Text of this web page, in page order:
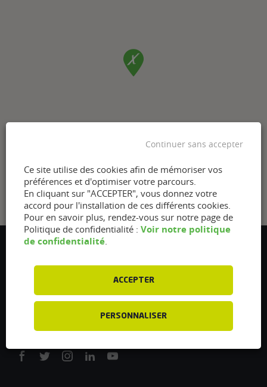
5 avenue des Renardières
info@flexfuel-company.com
On
On
On
On
On
Ce site utilise des cookies afin de mémoriser vos
préférences et d'optimiser votre parcours.
En cliquant sur "ACCEPTER", vous donnez votre
accord pour l'installation de ces différents cookies.
Pour en savoir plus, rendez-vous sur notre page de
Politique de confidentialité : Voir notre politique
de confidentialité.
ACCEPTER
PERSONNALISER
Continuer sans accepter